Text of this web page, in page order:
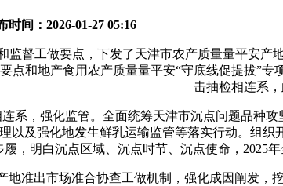
时间： 2026-01-27 05:16
督工做要点，下发了天津市农产质量量平安产
点和地产食用农产质量量平安“守底线促提拔”
击抽检相连系
，强化监管。全面统筹天津市沉点问题品种攻
以及强化地发生鲜乳运输监管等落实行动。组
，明白沉点区域、沉点时节、沉点使命，2025
出市场准合协查工做机制，强化成因阐发，